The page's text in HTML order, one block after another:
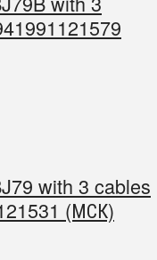
with 3 cables
(МСК)